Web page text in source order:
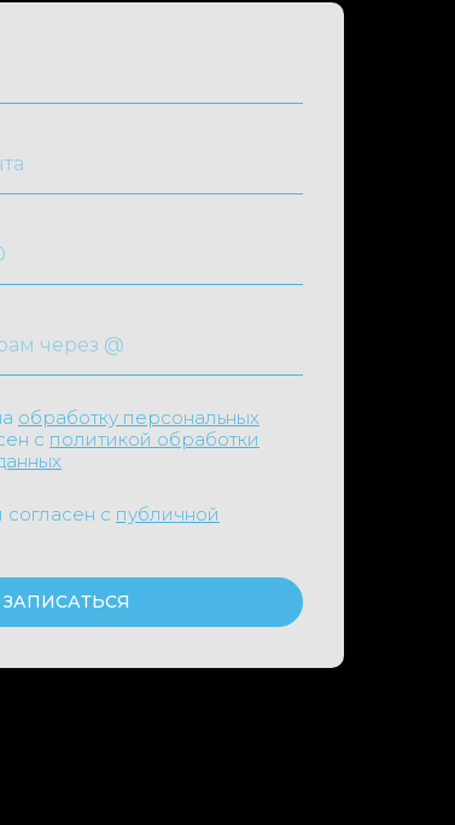
обработку персональных
с политикой обработки
с публичной
ЗАПИСАТЬСЯ